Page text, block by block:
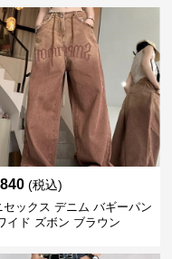
(税込)
セックス デニム バギーパン
イド ズボン ブラウン